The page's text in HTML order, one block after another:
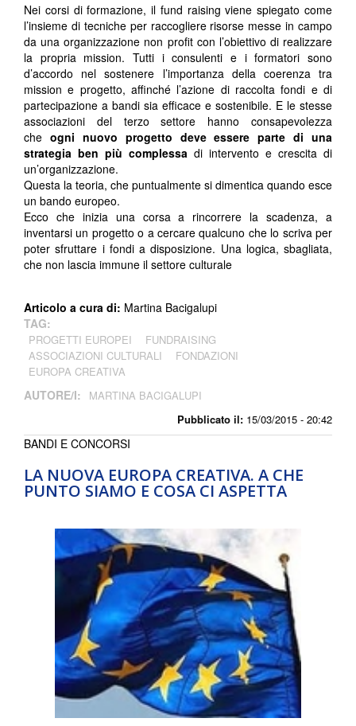
Pubblicato il: 15/03/2015 - 20:42
Nei corsi di formazione, il fund raising viene spiegato come
l’insieme di tecniche per raccogliere risorse messe in campo
da una organizzazione non profit con l’obiettivo di realizzare
la propria mission. Tutti i consulenti e i formatori sono
d’accordo nel sostenere l’importanza della coerenza tra
mission e progetto, affinché l’azione di raccolta fondi e di
partecipazione a bandi sia efficace e sostenibile. E le stesse
associazioni del terzo settore hanno consapevolezza
che ogni nuovo progetto deve essere parte di una
strategia ben più complessa di intervento e crescita di
un’organizzazione.
Questa la teoria, che puntualmente si dimentica quando esce
un bando europeo.
Ecco che inizia una corsa a rincorrere la scadenza, a
inventarsi un progetto o a cercare qualcuno che lo scriva per
poter sfruttare i fondi a disposizione. Una logica, sbagliata,
che non lascia immune il settore culturale
Articolo a cura di: Martina Bacigalupi
TAG:
PROGETTI EUROPEI
FUNDRAISING
ASSOCIAZIONI CULTURALI
FONDAZIONI
EUROPA CREATIVA
AUTORE/I: MARTINA BACIGALUPI
LA NUOVA EUROPA CREATIVA. A CHE
PUNTO SIAMO E COSA CI ASPETTA
BANDI E CONCORSI